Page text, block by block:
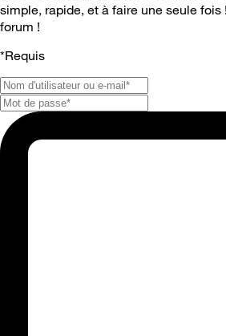
simple, rapide, et à faire une seule
forum !
*Requis